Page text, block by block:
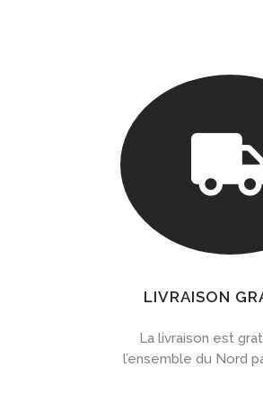
LIVRAISON
La livraison est
l’ensemble du Nord